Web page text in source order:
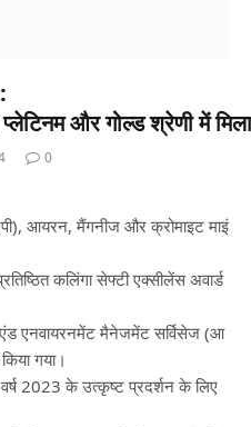
और गोल्ड श्रेणी में
0
आयरन, मैंगनीज और क्रोमाइट माइं
कलिंगा सेफ्टी एक्सीलेंस अवार्ड
एनवायरनमेंट मैनेजमेंट सर्विसेज (आ
गया।
2023 के उत्कृष्ट प्रदर्शन के लिए